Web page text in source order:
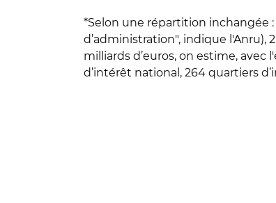
*Selon une répartition inchangée :
d’administration", indique l'Anru),
milliards d’euros, on estime, avec
d’intérêt national, 264 quartiers